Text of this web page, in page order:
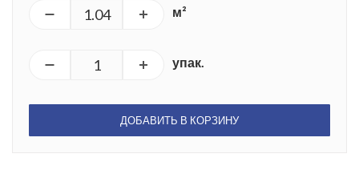
м²
упак.
ДОБАВИТЬ В КОРЗИНУ